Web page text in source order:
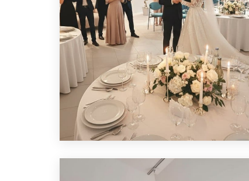
ЛОФТ ДЛЯ СВАДЬБЫ